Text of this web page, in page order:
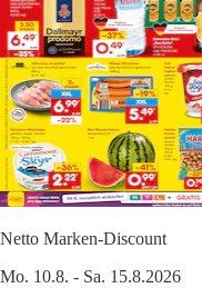
Netto Marken-Discount
Mo. 10.8. - Sa. 15.8.2026